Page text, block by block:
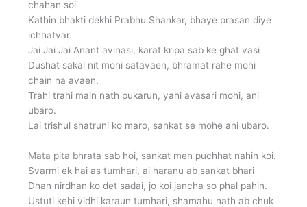
chahan soi
Kathin bhakti dekhi Prabhu Shankar, bhaye prasan diye
ichhatvar.
Jai Jai Jai Anant avinasi, karat kripa sab ke ghat vasi
Dushat sakal nit mohi satavaen, bhramat rahe mohi
chain na avaen.
Trahi trahi main nath pukarun, yahi avasari mohi, ani
ubaro.
Lai trishul shatruni ko maro, sankat se mohe ani ubaro.
Mata pita bhrata sab hoi, sankat men puchhat nahin koi.
Svarmi ek hai as tumhari, ai haranu ab sankat bhari
Dhan nirdhan ko det sadai, jo koi jancha so phal pahin.
Ustuti kehi vidhi karaun tumhari, shamahu nath ab chuk